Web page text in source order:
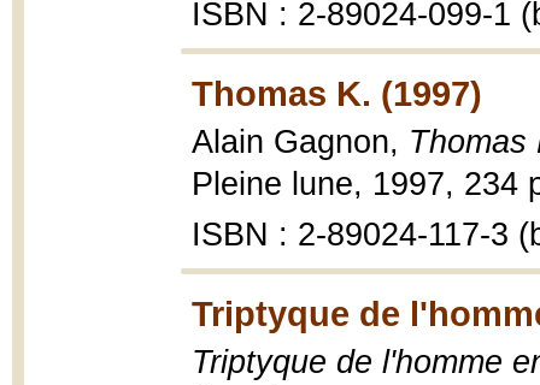
ISBN : 2-89024-099-1
Thomas K. (1997)
Alain Gagnon, Thomas
Pleine lune, 1997, 234
ISBN : 2-89024-117-3
Triptyque de
Triptyque de l'homme